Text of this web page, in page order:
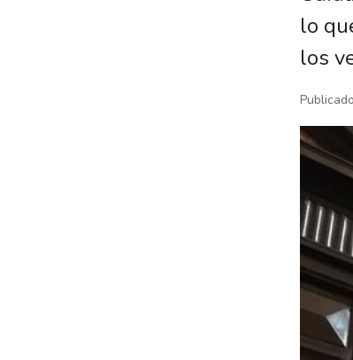
lo
los